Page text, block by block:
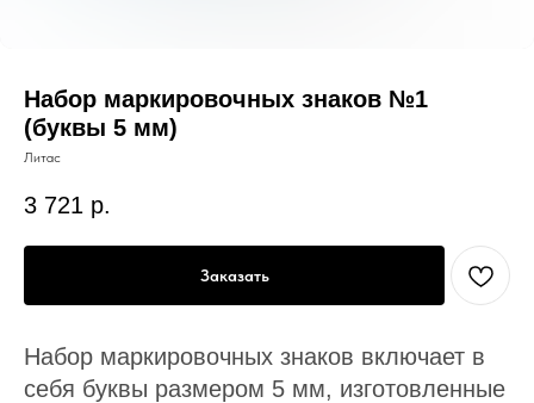
Набор маркировочных знаков №1
(буквы 5 мм)
Литас
3 721 р.
Заказать
Набор маркировочных знаков включает в
себя буквы размером 5 мм, изготовленные